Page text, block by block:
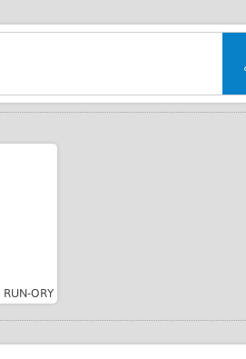
RUN-ORY